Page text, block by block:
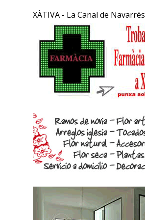
XÀTIVA - La Canal de Navarrés